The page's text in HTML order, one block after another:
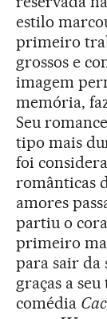
estilo
primeiro
grossos e
imagem
memória,
Seu
tipo mais
foi
românticas
amores
partiu o
primeiro
para sair da
graças a
comédia